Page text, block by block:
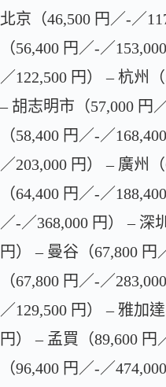
北京（46,500 円／-／
（56,400 円／-／
／122,500 円） – 杭州
– 胡志明市（57,000 円
（58,400 円／-／
／203,000 円） – 廣州
（64,400 円／-／
／-／368,000 円） – 深
円） – 曼谷（67,800 円
（67,800 円／-／
／129,500 円） – 雅加
円） – 孟買（89,600 円
（96,400 円／-／